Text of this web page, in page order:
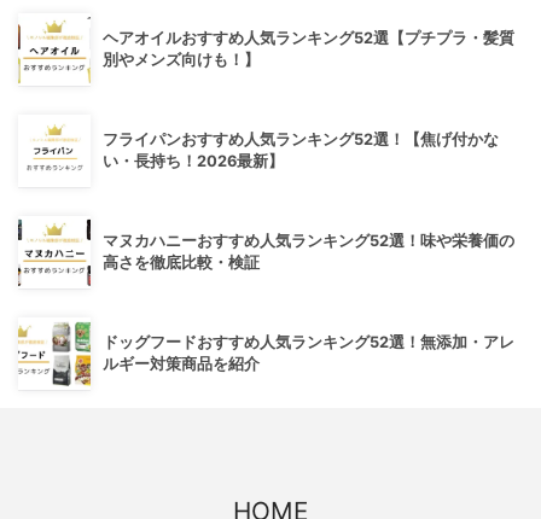
ヘアオイルおすすめ人気ランキング52選【プチプラ・髪質
別やメンズ向けも！】
フライパンおすすめ人気ランキング52選！【焦げ付かな
い・長持ち！2026最新】
マヌカハニーおすすめ人気ランキング52選！味や栄養価の
高さを徹底比較・検証
ドッグフードおすすめ人気ランキング52選！無添加・アレ
ルギー対策商品を紹介
HOME